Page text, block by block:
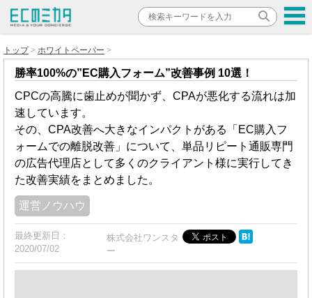
トップ ホワイトペーパー
勝率100%の”EC購入フォーム”改善事例 10選！
CPCの高騰に歯止めが聞かず、CPAが悪化する流れは加
速しています。
その、CPA改善へ大きなインパクトがある「EC購入フ
ォームでの離脱改善」について、単品リピート通販専門
の広告代理店として多くのクライアント様に実行してき
た改善実績をまとめました。
運営ノウハウ
最終更新日：
2020/07/02
株式会社ワンスタ
ー